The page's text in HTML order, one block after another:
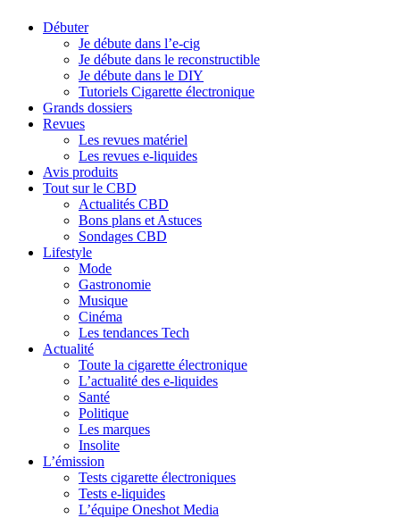
Débuter
Je débute dans l’e-cig
Je débute dans le reconstructible
Je débute dans le DIY
Tutoriels Cigarette électronique
Grands dossiers
Revues
Les revues matériel
Les revues e-liquides
Avis produits
Tout sur le CBD
Actualités CBD
Bons plans et Astuces
Sondages CBD
Lifestyle
Mode
Gastronomie
Musique
Cinéma
Les tendances Tech
Actualité
Toute la cigarette électronique
L’actualité des e-liquides
Santé
Politique
Les marques
Insolite
L’émission
Tests cigarette électroniques
Tests e-liquides
L’équipe Oneshot Media